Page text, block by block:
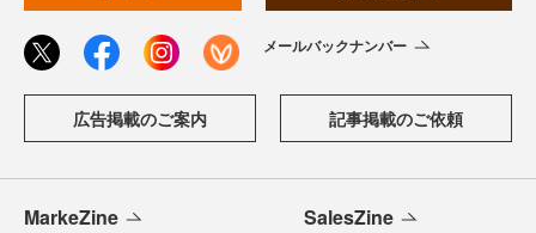
メールバックナンバー
広告掲載のご案内 記事掲載のご依頼
MarkeZine SalesZine